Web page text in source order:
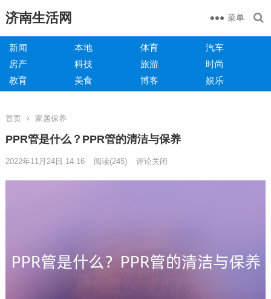
济南生活网 菜单
新闻 本地 体育
汽车
房产
科技 旅游
时尚
教育
美食 博客 娱乐
首页 家居保养
PPR管是什么？PPR管的清洁与保养
2022年11月24日 14:16 阅读(245) 评论关闭